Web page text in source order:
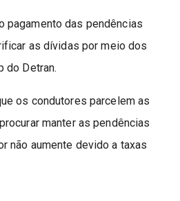
pagamento das pendências
as dívidas por meio dos
do Detran.
os condutores parcelem as
manter as pendências
não aumente devido a taxas